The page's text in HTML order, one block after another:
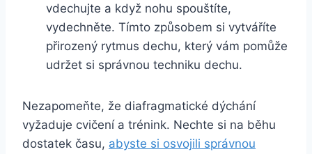
vdechujte a když nohu spouštíte,
vydechněte. Tímto způsobem si vytváříte
přirozený rytmus dechu, který vám pomůže
udržet si správnou techniku dechu.
Nezapomeňte, že diafragmatické dýchání
vyžaduje cvičení a trénink. Nechte si na běhu
dostatek času, abyste si osvojili správnou